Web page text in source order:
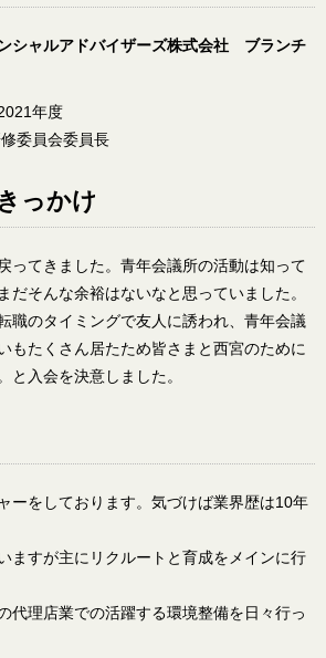
シャルアドバイザーズ株式会社 ブランチ
年度
委員会委員長
っかけ
ってきました。青年会議所の活動は知って
だそんな余裕はないなと思っていました。
職のタイミングで友人に誘われ、青年会議
もたくさん居たため皆さまと西宮のために
と入会を決意しました。
ーをしております。気づけば業界歴は10年
ますが主にリクルートと育成をメインに行
代理店業での活躍する環境整備を日々行っ